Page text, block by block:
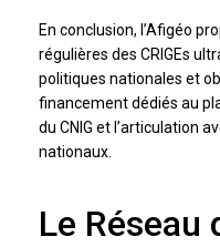
En conclusion, l’Afigéo
régulières des CRIGEs
politiques nationales et
financement dédiés au
du CNIG et l’articulation
nationaux.
Le Réseau